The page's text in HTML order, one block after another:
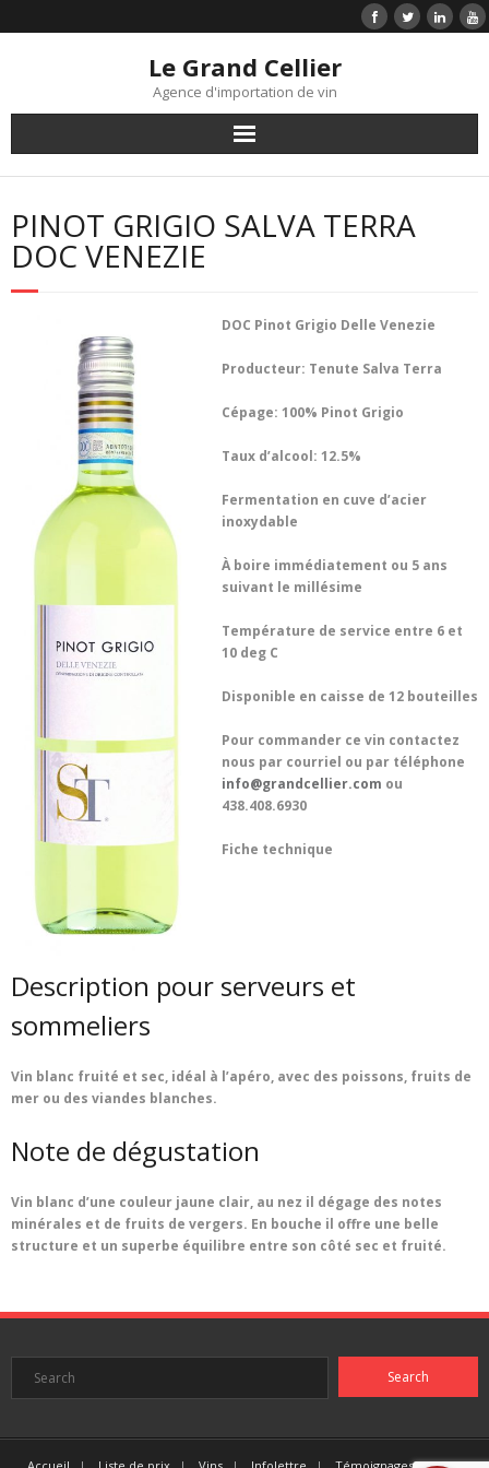
Le Grand Cellier
Agence d'importation de vin
Accueil
Liste de prix
Infolettre
Témoignages clients
Contact
PINOT GRIGIO SALVA TERRA
DOC VENEZIE
DOC Pinot Grigio Delle Venezie
Producteur: Tenute Salva Terra
Cépage: 100% Pinot Grigio
Taux d’alcool: 12.5%
Fermentation en cuve d’acier
inoxydable
À boire immédiatement ou 5 ans
suivant le millésime
Température de service entre 6 et
10 deg C
Disponible en caisse de 12 bouteilles
Pour commander ce vin contactez
nous par courriel ou par téléphone
info@grandcellier.com ou
438.408.6930
Fiche technique
Description pour serveurs et
sommeliers
Vin blanc fruité et sec, idéal à l’apéro, avec des poissons, fruits de
mer ou des viandes blanches.
Note de dégustation
Vin blanc d’une couleur jaune clair, au nez il dégage des notes
minérales et de fruits de vergers. En bouche il offre une belle
structure et un superbe équilibre entre son côté sec et fruité.